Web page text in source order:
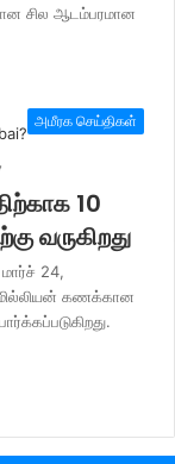
சில ஆடம்பரமான
அமீரக செய்திகள்
10
வருகிறது
24,
மில்லியன் கணக்கான